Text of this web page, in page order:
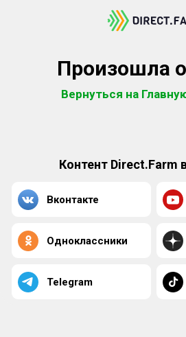
Произошла
Вернуться на
Контент Direct.Farm
Вконтакте
Одноклассники
Telegram